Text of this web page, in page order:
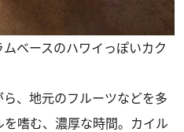
ベースのハワイっぽいカク
、地元のフルーツなどを多
嗜む、濃厚な時間。カイル